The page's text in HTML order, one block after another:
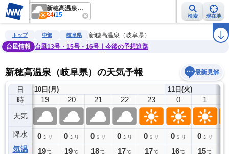
新穂高温泉（岐阜県）
24/15 検索 現在地
雨雲レーダー 台風情報 地震情報 警報・注意報 ラ
トップ 中部 岐阜県
新穂高温泉（岐阜県）
台風情報
台風13号・15号・16号｜今後の予想進路
新穂高温泉（岐阜県）の天気予報 最新見解
日
時
天気
降水
気温
10日(月)
18
0ミリ
19℃
19
0 ミリ
19℃
20
0 ミリ
19℃
21
0 ミリ
18℃
22
0 ミリ
17℃
23
0 ミリ
17 ℃
11日(火)
0
0 ミリ
16℃
1
0 ミリ
15℃